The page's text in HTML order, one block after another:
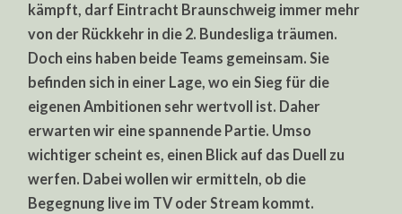
STREAM,
QUOTEN
UND
WETT-
TIPPS
kämpft, darf Eintracht Braunschweig immer mehr
von der Rückkehr in die 2. Bundesliga träumen.
Doch eins haben beide Teams gemeinsam. Sie
befinden sich in einer Lage, wo ein Sieg für die
eigenen Ambitionen sehr wertvoll ist. Daher
erwarten wir eine spannende Partie. Umso
wichtiger scheint es, einen Blick auf das Duell zu
werfen. Dabei wollen wir ermitteln, ob die
Begegnung live im TV oder Stream kommt.